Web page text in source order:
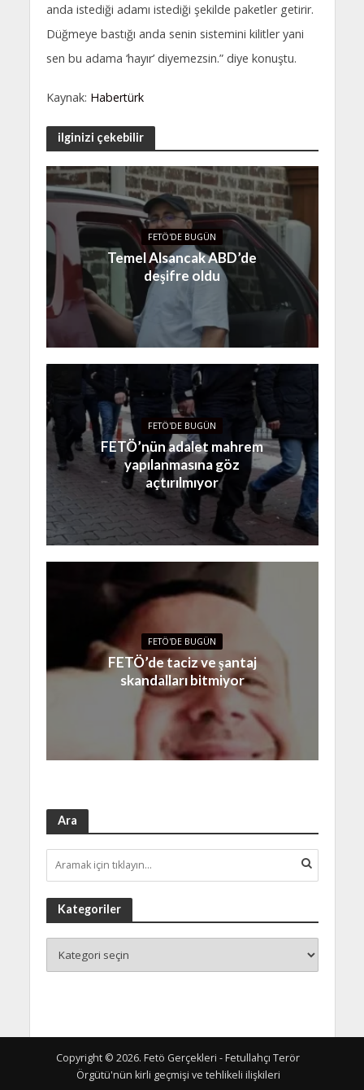
anda istediği adamı istediği şekilde paketler getirir.
Düğmeye bastığı anda senin sistemini kilitler yani
sen bu adama ‘hayır’ diyemezsin.” diye konuştu.
Kaynak: Habertürk
ilginizi çekebilir
FETÖ'DE BUGÜN
Temel Alsancak ABD’de
deşifre oldu
FETÖ'DE BUGÜN
FETÖ’nün adalet mahrem
yapılanmasına göz
açtırılmıyor
FETÖ'DE BUGÜN
FETÖ’de taciz ve şantaj
skandalları bitmiyor
Ara
Kategoriler
Copyright © 2026. Fetö Gerçekleri - Fetullahçı Terör
Örgütü'nün kirli geçmişi ve tehlikeli ilişkileri